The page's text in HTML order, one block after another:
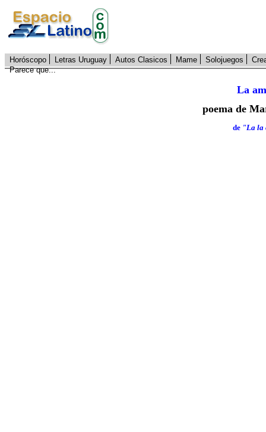
Horóscopo Letras Uruguay Autos Clasicos Mame Solojuegos
Parece que...
La
poema de
de "La la